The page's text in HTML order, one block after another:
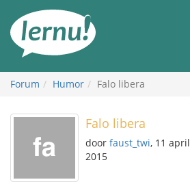
inhoud
Forum Humor Falo libera
Falo libera
door faust_twi, 11 april
2015